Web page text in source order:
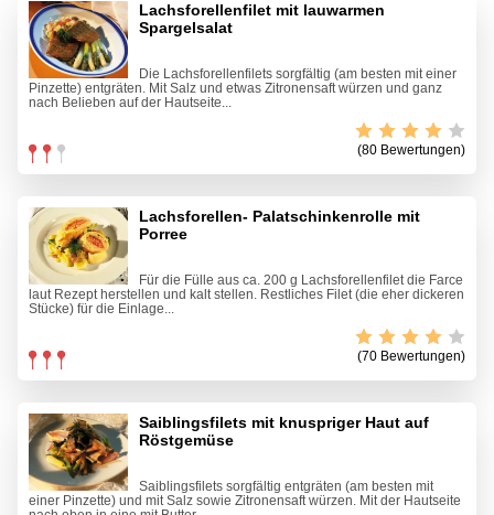
Lachsforellenfilet mit lauwarmen
Spargelsalat
Die Lachsforellenfilets sorgfältig (am besten mit einer
Pinzette) entgräten. Mit Salz und etwas Zitronensaft würzen und ganz
nach Belieben auf der Hautseite...
(80 Bewertungen)
Lachsforellen- Palatschinkenrolle mit
Porree
Für die Fülle aus ca. 200 g Lachsforellenfilet die Farce
laut Rezept herstellen und kalt stellen. Restliches Filet (die eher dickeren
Stücke) für die Einlage...
(70 Bewertungen)
Saiblingsfilets mit knuspriger Haut auf
Röstgemüse
Saiblingsfilets sorgfältig entgräten (am besten mit
einer Pinzette) und mit Salz sowie Zitronensaft würzen. Mit der Hautseite